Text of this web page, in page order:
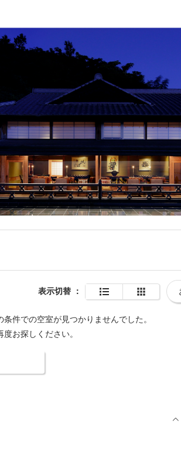
表示切替 ：
件での空室が見つかりませんでした。
お探しください。